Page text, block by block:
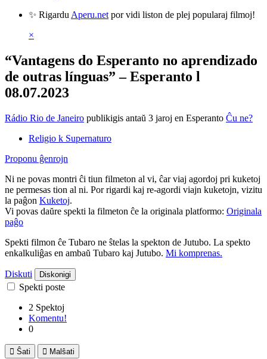
✨ Rigardu Aperu.net por vidi liston de plej popularaj filmoj!
×
“Vantagens do Esperanto no aprendizado
de outras línguas” – Esperanto l
08.07.2023
Rádio Rio de Janeiro publikigis antaŭ 3 jaroj en Esperanto Ĉu ne?
Religio k Supernaturo
Proponu ĝenrojn
Ni ne povas montri ĉi tiun filmeton al vi, ĉar viaj agordoj pri kuketoj
ne permesas tion al ni. Por rigardi kaj re-agordi viajn kuketojn, vizitu
la paĝon Kuketoj.
Vi povas daŭre spekti la filmeton ĉe la originala platformo: Originala
paĝo
Spekti filmon ĉe Tubaro ne ŝtelas la spekton de Jutubo. La spekto
enkalkuliĝas en ambaŭ Tubaro kaj Jutubo. Mi komprenas.
Diskuti Diskonigi
Spekti poste
2 Spektoj
Komentu!
0
 Ŝati  Malŝati